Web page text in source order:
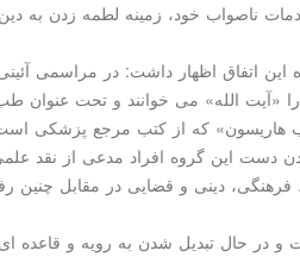
ناصواب خود، زمینه لطمه زدن به
اتفاق اظهار داشت: در مراسمی
«آیت الله» می خوانند و تحت عنوان
هاریسون» كه از كتب مرجع پزشكی
دست این گروه افراد مدعی از نقد
دینی و قضایی در مقابل چنین
و در حال تبدیل شدن به رویه و قاعده